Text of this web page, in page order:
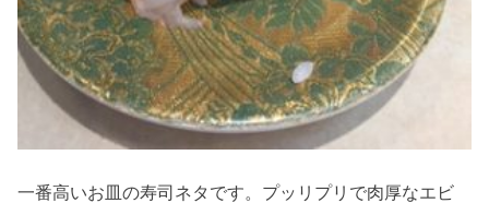
一番高いお皿の寿司ネタです。プッリプリで肉厚なエビ